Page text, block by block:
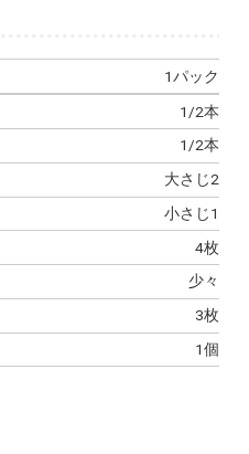
1パック
1/2本
1/2本
大さじ2
小さじ1
4枚
少々
3枚
1個